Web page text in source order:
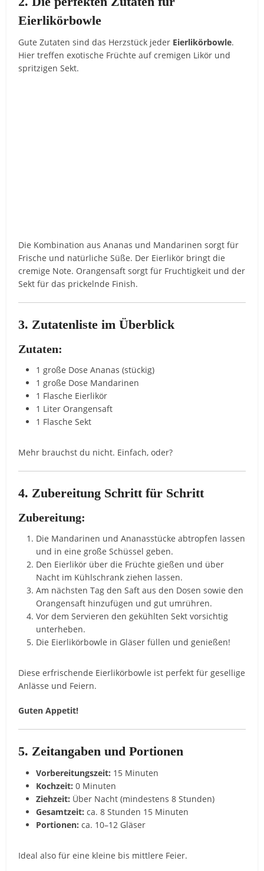
Eierlikörbowle
Gute Zutaten sind das Herzstück jeder Eierlikörbowle.
Hier treffen exotische Früchte auf cremigen Likör und
spritzigen Sekt.
Die Kombination aus Ananas und Mandarinen sorgt für
Frische und natürliche Süße. Der Eierlikör bringt die
cremige Note. Orangensaft sorgt für Fruchtigkeit und der
Sekt für das prickelnde Finish.
3. Zutatenliste im Überblick
Zutaten:
1 große Dose Ananas (stückig)
1 große Dose Mandarinen
1 Flasche Eierlikör
1 Liter Orangensaft
1 Flasche Sekt
Mehr brauchst du nicht. Einfach, oder?
4. Zubereitung Schritt für Schritt
Zubereitung:
Die Mandarinen und Ananasstücke abtropfen lassen
und in eine große Schüssel geben.
Den Eierlikör über die Früchte gießen und über
Nacht im Kühlschrank ziehen lassen.
Am nächsten Tag den Saft aus den Dosen sowie den
Orangensaft hinzufügen und gut umrühren.
Vor dem Servieren den gekühlten Sekt vorsichtig
unterheben.
Die Eierlikörbowle in Gläser füllen und genießen!
Diese erfrischende Eierlikörbowle ist perfekt für gesellige
Anlässe und Feiern.
Guten Appetit!
5. Zeitangaben und Portionen
Vorbereitungszeit: 15 Minuten
Kochzeit: 0 Minuten
Ziehzeit: Über Nacht (mindestens 8 Stunden)
Gesamtzeit: ca. 8 Stunden 15 Minuten
Portionen: ca. 10–12 Gläser
Ideal also für eine kleine bis mittlere Feier.